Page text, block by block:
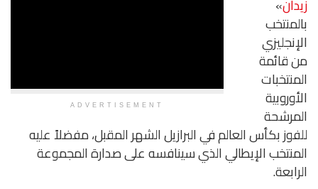
ADVERTISEMENT
زيدان»
بالمنتخب
الإنجليزي
من قائمة
المنتخبات
الأوروبية
المرشحة
للفوز بكأس العالم في البرازيل الشهر المقبل، مفضلاً عليه
المنتخب الإيطالي الذي سينافسه على صدارة المجموعة
الرابعة.